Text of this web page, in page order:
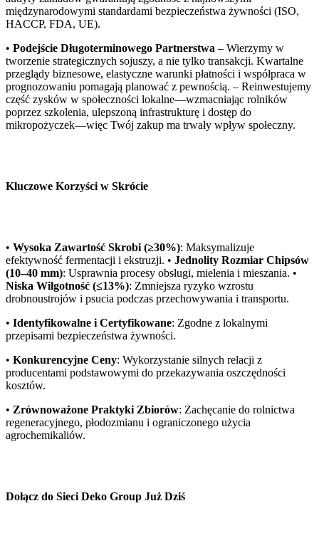
międzynarodowymi standardami bezpieczeństwa żywności (ISO,
HACCP, FDA, UE).
• Podejście Długoterminowego Partnerstwa – Wierzymy w
tworzenie strategicznych sojuszy, a nie tylko transakcji. Kwartalne
przeglądy biznesowe, elastyczne warunki płatności i współpraca w
prognozowaniu pomagają planować z pewnością. – Reinwestujemy
część zysków w społeczności lokalne—wzmacniając rolników
poprzez szkolenia, ulepszoną infrastrukturę i dostęp do
mikropożyczek—więc Twój zakup ma trwały wpływ społeczny.
Kluczowe Korzyści w Skrócie
• Wysoka Zawartość Skrobi (≥30%): Maksymalizuje
efektywność fermentacji i ekstruzji. • Jednolity Rozmiar Chipsów
(10–40 mm): Usprawnia procesy obsługi, mielenia i mieszania. •
Niska Wilgotność (≤13%): Zmniejsza ryzyko wzrostu
drobnoustrojów i psucia podczas przechowywania i transportu.
• Identyfikowalne i Certyfikowane: Zgodne z lokalnymi
przepisami bezpieczeństwa żywności.
• Konkurencyjne Ceny: Wykorzystanie silnych relacji z
producentami podstawowymi do przekazywania oszczędności
kosztów.
• Zrównoważone Praktyki Zbiorów: Zachęcanie do rolnictwa
regeneracyjnego, płodozmianu i ograniczonego użycia
agrochemikaliów.
Dołącz do Sieci Deko Group Już Dziś